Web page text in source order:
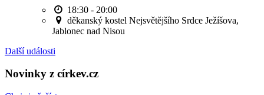
18:30 - 20:00
děkanský kostel Nejsvětějšího Srdce Ježíšova,
Jablonec nad Nisou
Další události
Novinky z církev.cz